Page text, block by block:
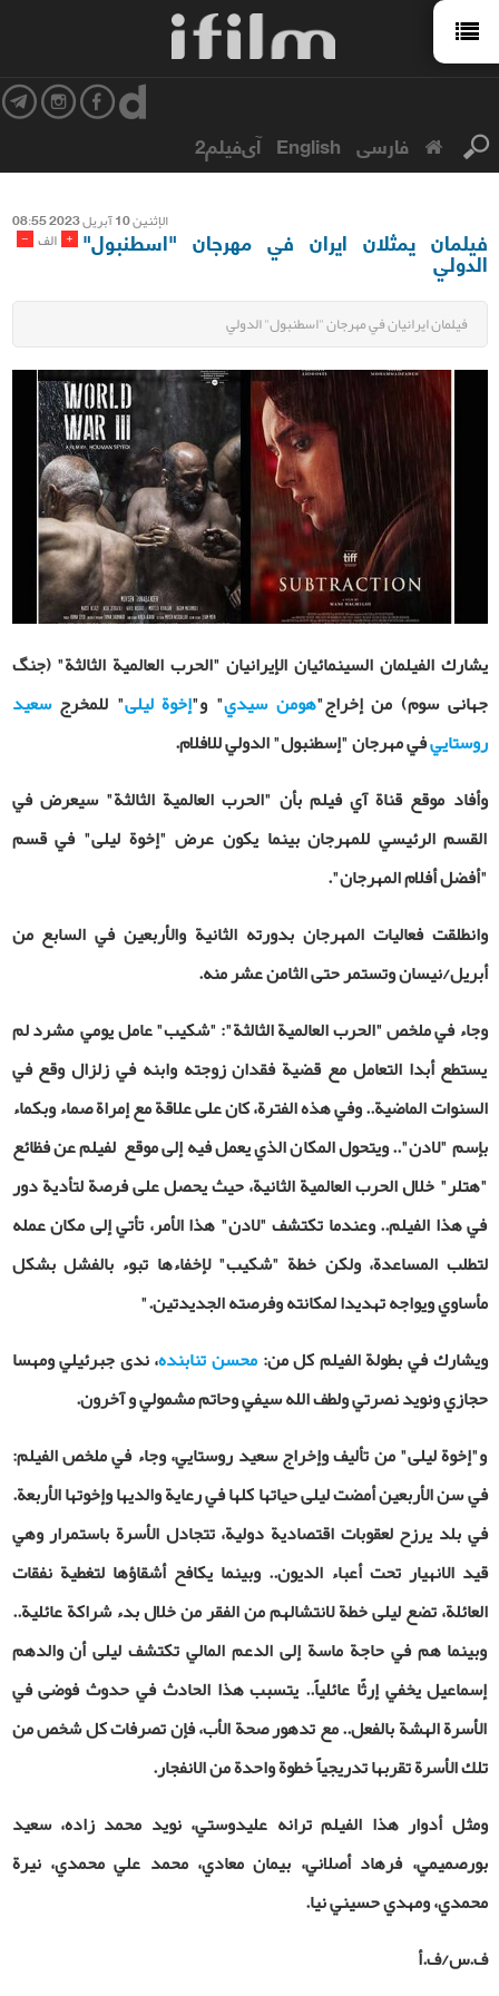
فارسی English آی‌فیلم2
الإثنین 10 آبریل 2023 08:55
- الف + فيلمان يمثلان ايران في مهرجان "اسطنبول"
الدولي
فيلمان ايرانيان في مهرجان "اسطنبول" الدولي
يشارك الفيلمان السينمائيان الإيرانيان "الحرب العالمية الثالثة" (جنگ
جهانی سوم) من إخراج
"هومن سيدي" و "إخوة ليلى" للمخرج سعيد
روستاييفي مهرجان "إسطنبول" الدولي للافلام.
وأفاد موقع قناة آي فيلم بأن "الحرب العالمية الثالثة" سيعرض في
القسم الرئيسي للمهرجان بينما يكون عرض "إخوة ليلى" في قسم
"أفضل أفلام المهرجان".
وانطلقت فعاليات المهرجان بدورته الثانية والأربعين في السابع من
أبريل/نيسان وتستمر حتى الثامن عشر منه.
وجاء في ملخص "الحرب العالمية الثالثة": "شكيب" عامل يومي مشرد لم
يستطع أبدا التعامل مع قضية فقدان زوجته وابنه في زلزال وقع في
السنوات الماضية.. وفي هذه الفترة، كان على علاقة مع إمراة صماء وبكماء
بإسم "لادن".. ويتحول المكان الذي يعمل فيه إلى موقع لفيلم عن فظائع
"هتلر" خلال الحرب العالمية الثانية، حيث يحصل على فرصة لتأدية دور
في هذا الفيلم.. وعندما تكتشف "لادن" هذا الأمر، تأتي إلى مكان عمله
لتطلب المساعدة، ولكن خطة "شكيب" لإخفاءها تبوء بالفشل بشكل
مأساوي ويواجه تهديدا لمكانته وفرصته الجديدتين."
ويشارك في بطولة الفيلم كل من:محسن تنابنده، ندى جبرئيلي ومهسا
حجازي ونويد نصرتي ولطف الله سيفي وحاتم مشمولي و آخرون.
و"إخوة ليلى" من تأليف وإخراج سعيد روستايي، وجاء في ملخص الفيلم:
في سن الأربعين أمضت ليلى حياتها كلها في رعاية والديها وإخوتها الأربعة.
في بلد يرزح لعقوبات اقتصادية دولية، تتجادل الأسرة باستمرار وهي
قيد الانهيار تحت أعباء الديون.. وبينما يكافح أشقاؤها لتغطية نفقات
العائلة، تضع ليلى خطة لانتشالهم من الفقر من خلال بدء شراكة عائلية..
وبينما هم في حاجة ماسة إلى الدعم المالي تكتشف ليلى أن والدهم
إسماعيل يخفي إرثًا عائلياً.. يتسبب هذا الحادث في حدوث فوضى في
الأسرة الهشة بالفعل.. مع تدهور صحة الأب، فإن تصرفات كل شخص من
تلك الأسرة تقربها تدريجياً خطوة واحدة من الانفجار.
ومثل أدوار هذا الفيلم ترانه عليدوستي، نويد محمد زاده، سعيد
بورصميمي، فرهاد أصلاني، بيمان معادي، محمد علي محمدي، نيرة
محمدي، ومهدي حسيني نيا.
ف.س/ف.أ